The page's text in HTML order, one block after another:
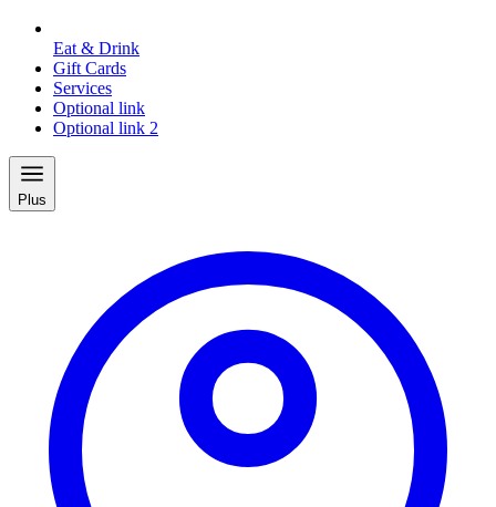
Eat & Drink
Gift Cards
Services
Optional link
Optional link 2
Plus